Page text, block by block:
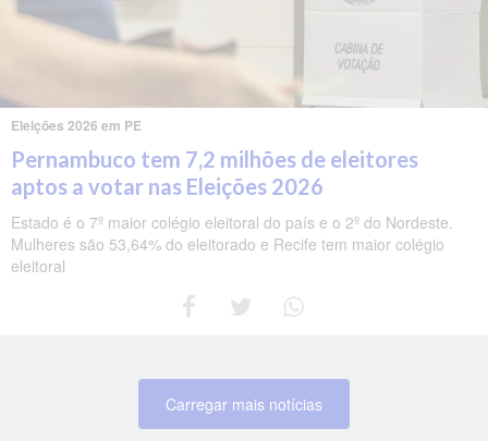
Eleições 2026 em PE
Pernambuco tem 7,2 milhões de eleitores
aptos a votar nas Eleições 2026
Estado é o 7º maior colégio eleitoral do país e o 2º do Nordeste.
Mulheres são 53,64% do eleitorado e Recife tem maior colégio
eleitoral
Carregar mais notícias